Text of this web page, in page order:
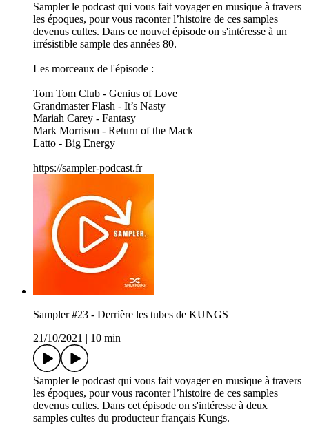
Sampler le podcast qui vous fait voyager en musique à travers
les époques, pour vous raconter l’histoire de ces samples
devenus cultes. Dans ce nouvel épisode on s'intéresse à un
irrésistible sample des années 80.
Les morceaux de l'épisode :
Tom Tom Club - Genius of Love
Grandmaster Flash - It’s Nasty
Mariah Carey - Fantasy
Mark Morrison - Return of the Mack
Latto - Big Energy
https://sampler-podcast.fr
Sampler #23 - Derrière les tubes de KUNGS
21/10/2021
10 min
Sampler le podcast qui vous fait voyager en musique à travers
les époques, pour vous raconter l’histoire de ces samples
devenus cultes. Dans cet épisode on s'intéresse à deux
samples cultes du producteur français Kungs.